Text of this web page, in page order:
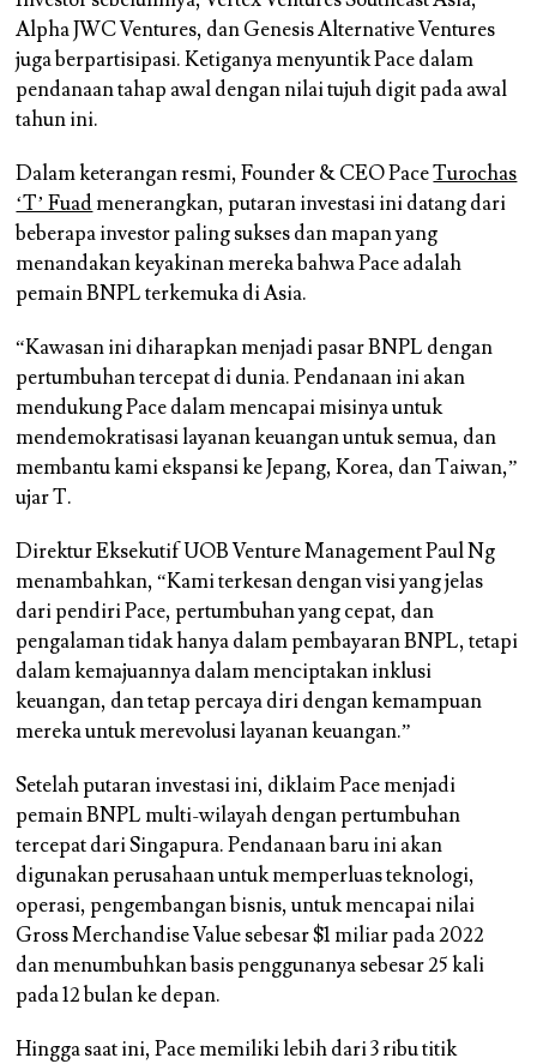
Alpha JWC Ventures, dan Genesis Alternative Ventures
juga berpartisipasi. Ketiganya menyuntik Pace dalam
pendanaan tahap awal dengan nilai tujuh digit pada awal
tahun ini.
Dalam keterangan resmi, Founder & CEO PaceTurochas
‘T’ Fuadmenerangkan, putaran investasi ini datang dari
beberapa investor paling sukses dan mapan yang
menandakan keyakinan mereka bahwa Pace adalah
pemain BNPL terkemuka di Asia.
“Kawasan ini diharapkan menjadi pasar BNPL dengan
pertumbuhan tercepat di dunia. Pendanaan ini akan
mendukung Pace dalam mencapai misinya untuk
mendemokratisasi layanan keuangan untuk semua, dan
membantu kami ekspansi ke Jepang, Korea, dan Taiwan,”
ujar T.
Direktur Eksekutif UOB Venture Management Paul Ng
menambahkan, “Kami terkesan dengan visi yang jelas
dari pendiri Pace, pertumbuhan yang cepat, dan
pengalaman tidak hanya dalam pembayaran BNPL, tetapi
dalam kemajuannya dalam menciptakan inklusi
keuangan, dan tetap percaya diri dengan kemampuan
mereka untuk merevolusi layanan keuangan.”
Setelah putaran investasi ini, diklaim Pace menjadi
pemain BNPL multi-wilayah dengan pertumbuhan
tercepat dari Singapura. Pendanaan baru ini akan
digunakan perusahaan untuk memperluas teknologi,
operasi, pengembangan bisnis, untuk mencapai nilai
Gross Merchandise Value sebesar $1 miliar pada 2022
dan menumbuhkan basis penggunanya sebesar 25 kali
pada 12 bulan ke depan.
Hingga saat ini, Pace memiliki lebih dari 3 ribu titik